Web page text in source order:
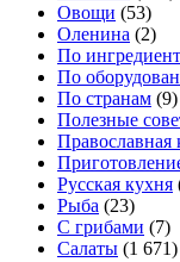
Овощи (53)
Оленина (2)
По
По
По странам (9)
Полезные
Православная
Русская кухня
Рыба (23)
С грибами (7)
Салаты (1 671)